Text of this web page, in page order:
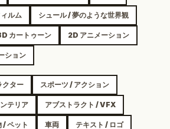
ルム シュール / 夢のような世界観
カートゥーン 2D アニメーション
ション
クター スポーツ / アクション
テリア アブストラクト / VFX
/ ペット 車両 テキスト / ロゴ